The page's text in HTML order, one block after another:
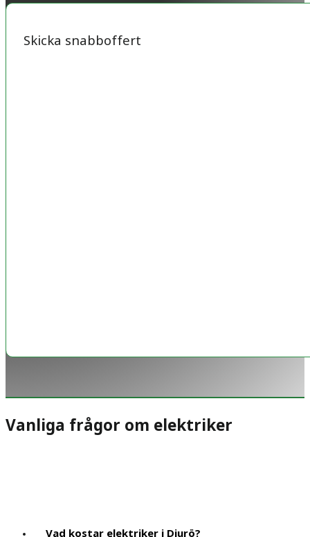
Skicka snabboffert
Vanliga frågor om elektriker